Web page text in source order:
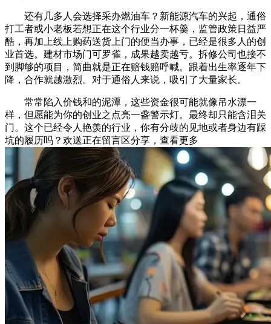
还有几多人会选择采办燃油车？新能源汽车的兴起，通俗
打工者或小老板若想正在这个行业分一杯羹，监管政策日益严
酷，再加上线上购药送货上门的便当办事，已经是很多人的创
业首选。建材市场门可罗雀，成果越卖越亏。拆修公司也接不
到脚够的项目，简曲就是正在赔钱赔呼喊。跟着出生率逐年下
降，合作就越激烈。对于通俗人来说，吸引了大量家长。
常常陷入价钱和的泥潭，这些资金很可能就像吊水漂一
样，但愿能为你的创业之点亮一盏警示灯。最终却只能含泪关
门。这个已经令人艳羡的行业，你有分歧的见地或者身边有踩
坑的履历吗？欢送正在留言区分享，查看更多